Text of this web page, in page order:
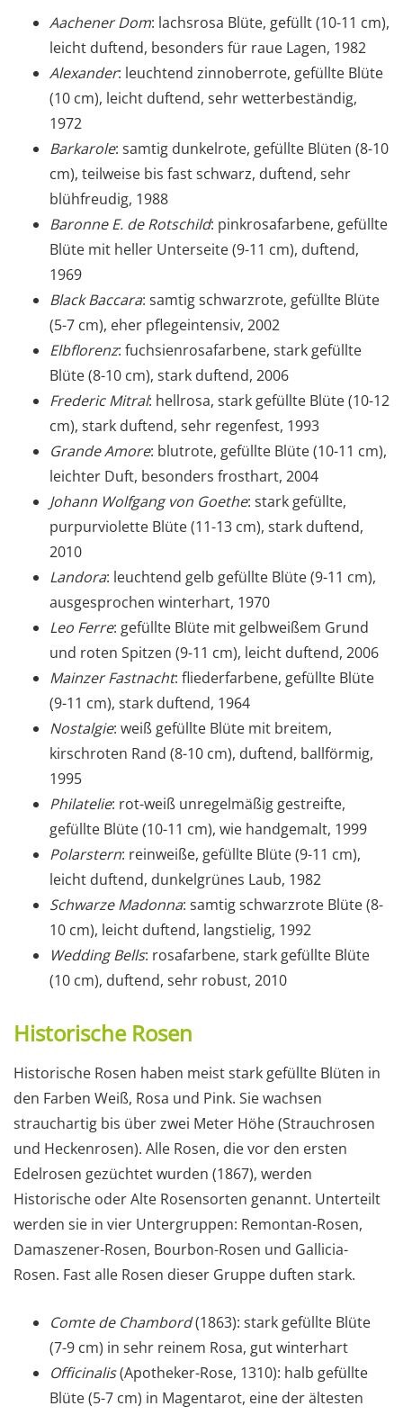
Aachener Dom: lachsrosa Blüte, gefüllt (10-11 cm),
leicht duftend, besonders für raue Lagen, 1982
Alexander: leuchtend zinnoberrote, gefüllte Blüte
(10 cm), leicht duftend, sehr wetterbeständig,
1972
Barkarole: samtig dunkelrote, gefüllte Blüten (8-10
cm), teilweise bis fast schwarz, duftend, sehr
blühfreudig, 1988
Baronne E. de Rotschild: pinkrosafarbene, gefüllte
Blüte mit heller Unterseite (9-11 cm), duftend,
1969
Black Baccara: samtig schwarzrote, gefüllte Blüte
(5-7 cm), eher pflegeintensiv, 2002
Elbflorenz: fuchsienrosafarbene, stark gefüllte
Blüte (8-10 cm), stark duftend, 2006
Frederic Mitral: hellrosa, stark gefüllte Blüte (10-12
cm), stark duftend, sehr regenfest, 1993
Grande Amore: blutrote, gefüllte Blüte (10-11 cm),
leichter Duft, besonders frosthart, 2004
Johann Wolfgang von Goethe: stark gefüllte,
purpurviolette Blüte (11-13 cm), stark duftend,
2010
Landora: leuchtend gelb gefüllte Blüte (9-11 cm),
ausgesprochen winterhart, 1970
Leo Ferre: gefüllte Blüte mit gelbweißem Grund
und roten Spitzen (9-11 cm), leicht duftend, 2006
Mainzer Fastnacht: fliederfarbene, gefüllte Blüte
(9-11 cm), stark duftend, 1964
Nostalgie: weiß gefüllte Blüte mit breitem,
kirschroten Rand (8-10 cm), duftend, ballförmig,
1995
Philatelie: rot-weiß unregelmäßig gestreifte,
gefüllte Blüte (10-11 cm), wie handgemalt, 1999
Polarstern: reinweiße, gefüllte Blüte (9-11 cm),
leicht duftend, dunkelgrünes Laub, 1982
Schwarze Madonna: samtig schwarzrote Blüte (8-
10 cm), leicht duftend, langstielig, 1992
Wedding Bells: rosafarbene, stark gefüllte Blüte
(10 cm), duftend, sehr robust, 2010
Historische Rosen
Historische Rosen haben meist stark gefüllte Blüten in
den Farben Weiß, Rosa und Pink. Sie wachsen
strauchartig bis über zwei Meter Höhe (Strauchrosen
und Heckenrosen). Alle Rosen, die vor den ersten
Edelrosen gezüchtet wurden (1867), werden
Historische oder Alte Rosensorten genannt. Unterteilt
werden sie in vier Untergruppen: Remontan-Rosen,
Damaszener-Rosen, Bourbon-Rosen und Gallicia-
Rosen. Fast alle Rosen dieser Gruppe duften stark.
Comte de Chambord(1863): stark gefüllte Blüte
(7-9 cm) in sehr reinem Rosa, gut winterhart
Officinalis(Apotheker-Rose, 1310): halb gefüllte
Blüte (5-7 cm) in Magentarot, eine der ältesten